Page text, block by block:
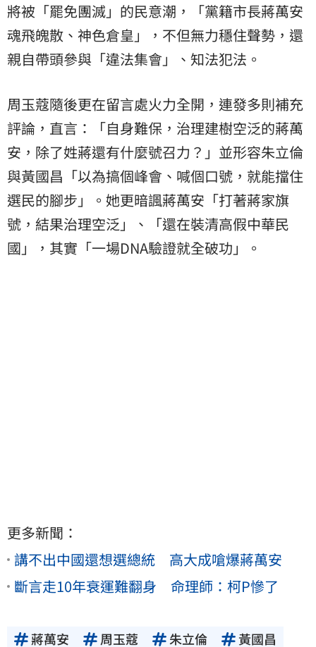
將被「罷免團滅」的民意潮，「黨籍市長蔣萬安
魂飛魄散、神色倉皇」，不但無力穩住聲勢，還
親自帶頭參與「違法集會」、知法犯法。
周玉蔻隨後更在留言處火力全開，連發多則補充
評論，直言：「自身難保，治理建樹空泛的蔣萬
安，除了姓蔣還有什麼號召力？」並形容朱立倫
與黃國昌「以為搞個峰會、喊個口號，就能擋住
選民的腳步」。她更暗諷蔣萬安「打著蔣家旗
號，結果治理空泛」、「還在裝清高假中華民
國」，其實「一場DNA驗證就全破功」。
更多新聞：
講不出中國還想選總統 高大成嗆爆蔣萬安
斷言走10年衰運難翻身 命理師：柯P慘了
蔣萬安 周玉蔻 朱立倫 黃國昌